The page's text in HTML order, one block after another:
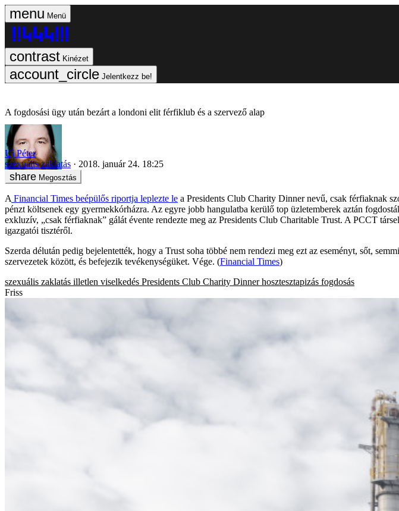
Menü
Kinézet
Jelentkezz be!
A fogdosási ügy után bezárt a londoni elit férfiklub és a szervező alap
Uj Péter
szexuális zaklatás
2018. január 24. 18:25
Megosztás
A Financial Times beépülős riportja leplezte le a Presidents Club Charity Dinner nevű, csak férfiaknak
pénzt költsenek egy gyermekkórházra. Az egyre jobb hangulatba kerülő top üzletemberek aztán
exkluzív, „csak férfiaknak” gálát évente rendezte meg az Presidents Club Charitable Trust. A PCCT
igazgatói tisztéről.
Szerda délután pedig bejelentették, hogy a Trust soha többé nem rendezi meg ezt az eseményt, sőt,
szervezetek között, és befejezik tevékenységüket. Vége. (Financial Times)
szexuális zaklatás illetlen viselkedés Presidents Club Charity Dinner hosztesztapizás fogdosás
Friss